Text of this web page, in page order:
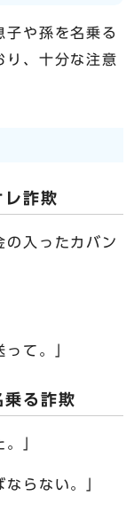
や孫を名乗る
り、十分な注意
レ詐欺
の入ったカバン
て。」
乗る詐欺
」
らない。」